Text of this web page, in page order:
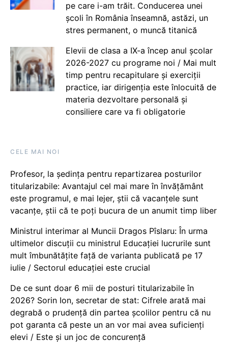
pe care i-am trăit. Conducerea unei
școli în România înseamnă, astăzi, un
stres permanent, o muncă titanică
Elevii de clasa a IX-a încep anul școlar
2026-2027 cu programe noi / Mai mult
timp pentru recapitulare și exerciții
practice, iar dirigenția este înlocuită de
materia dezvoltare personală și
consiliere care va fi obligatorie
CELE MAI NOI
Profesor, la ședința pentru repartizarea posturilor
titularizabile: Avantajul cel mai mare în învățământ
este programul, e mai lejer, știi că vacanțele sunt
vacanţe, știi că te poți bucura de un anumit timp liber
Ministrul interimar al Muncii Dragos Pîslaru: În urma
ultimelor discuții cu ministrul Educației lucrurile sunt
mult îmbunătățite față de varianta publicată pe 17
iulie / Sectorul educației este crucial
De ce sunt doar 6 mii de posturi titularizabile în
2026? Sorin Ion, secretar de stat: Cifrele arată mai
degrabă o prudență din partea școlilor pentru că nu
pot garanta că peste un an vor mai avea suficienți
elevi / Este și un joc de concurență